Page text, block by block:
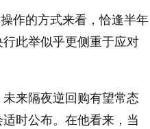
作的方式来看，恰逢半年
此举似乎更侧重于应对
来隔夜逆回购有望常态
时公布。在他看来，当